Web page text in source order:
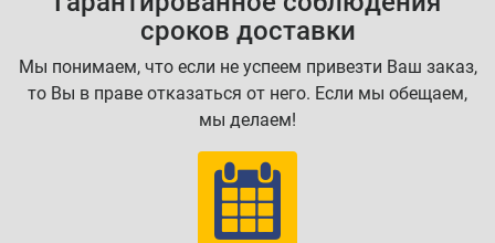
сроков доставки
Мы понимаем, что если не успеем привезти Ваш заказ,
то Вы в праве отказаться от него. Если мы обещаем,
мы делаем!